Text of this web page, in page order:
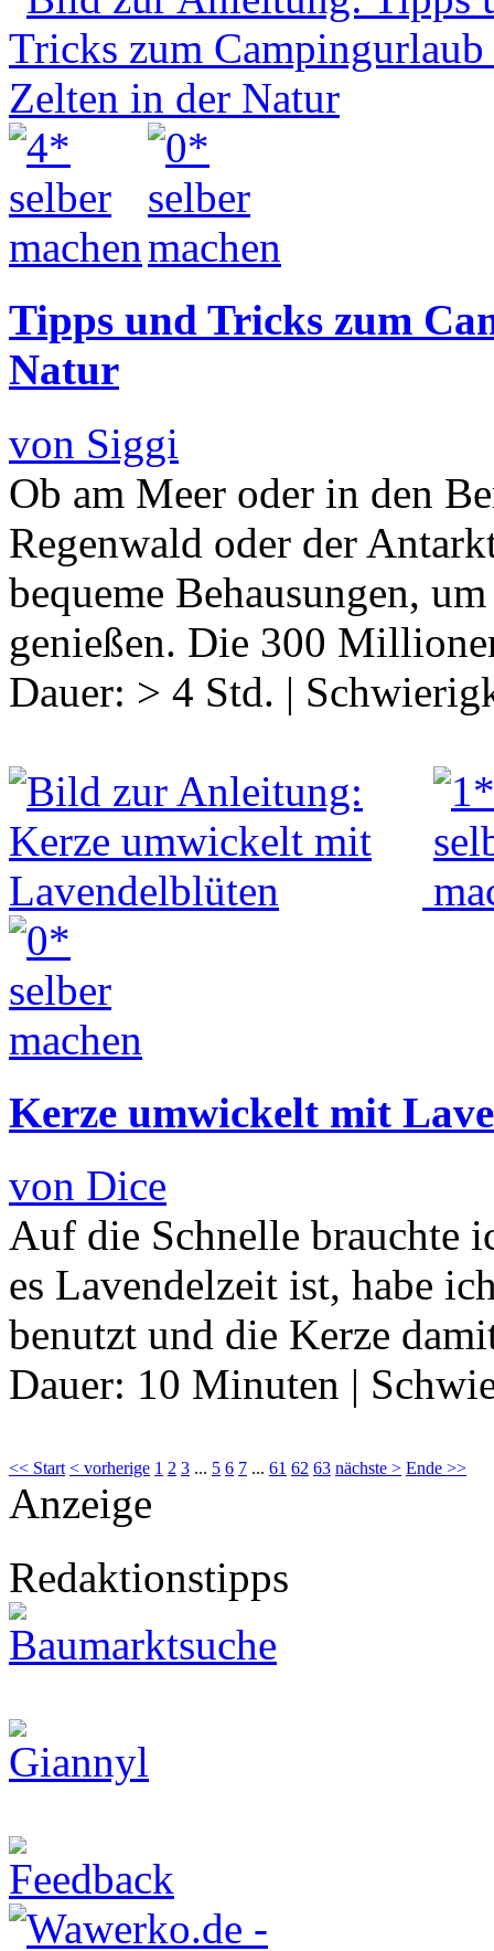
Tipps und Tricks zum
Natur
von Siggi
Ob am Meer oder in den
Regenwald oder der
bequeme Behausungen,
genießen. Die 300
Dauer: > 4 Std. |
Kerze umwickelt mit
von Dice
Auf die Schnelle brauchte
es Lavendelzeit ist, habe
benutzt und die Kerze
Dauer: 10 Minuten |
<< Start < vorherige 1 2 3 ... 5 6 7 ... 61 62 63 nächste > Ende >>
Anzeige
Redaktionstipps